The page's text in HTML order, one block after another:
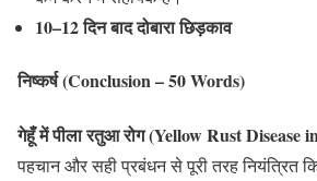
10–12 दिन बाद दोबारा छिड़काव
निष्कर्ष (Conclusion – 50 Words)
गेहूँ में पीला रतुआ रोग (Yellow Rust Disease
पहचान और सही प्रबंधन से पूरी तरह नियंत्रित